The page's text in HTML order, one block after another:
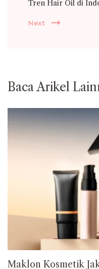
Tren Hair Oil di
Next
Baca Arikel
Maklon Kosmetik